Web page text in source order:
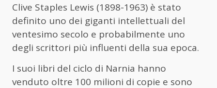
Clive Staples Lewis (1898-1963) è stato
definito uno dei giganti intellettuali del
ventesimo secolo e probabilmente uno
degli scrittori più influenti della sua epoca.
I suoi libri del ciclo di Narnia hanno
venduto oltre 100 milioni di copie e sono